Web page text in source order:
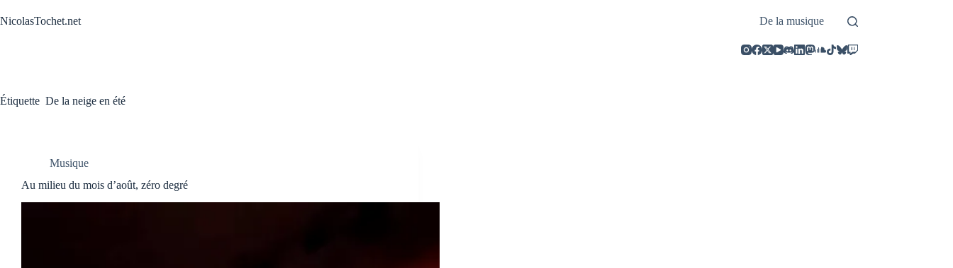
au
NicolasTochet.net De la musique
Étiquette De la neige en été
Musique
Au milieu du mois d’août, zéro degré